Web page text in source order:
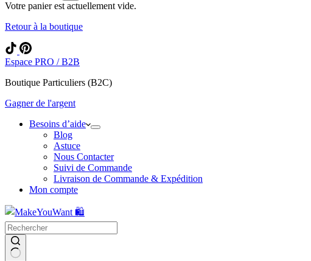
Votre panier est actuellement vide.
Retour à la boutique
Espace PRO / B2B
Boutique Particuliers (B2C)
Gagner de l'argent
Besoins d’aide
Blog
Astuce
Nous Contacter
Suivi de Commande
Livraison de Commande & Expédition
Mon compte